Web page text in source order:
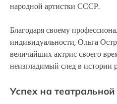
народной артистки СССР.
Благодаря своему
индивидуальности, Ольга
величайших актрис своего
неизгладимый след в истории
Успех на